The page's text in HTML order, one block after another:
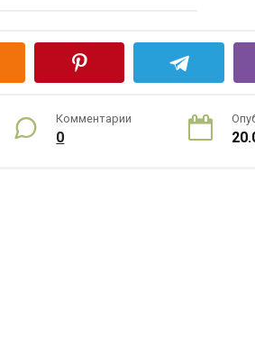
Комментарии
0